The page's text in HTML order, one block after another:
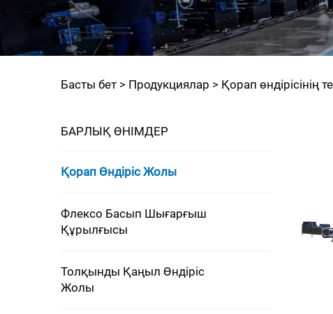
Басты бет > Продукциялар > Қорап өндірісінің
БАРЛЫҚ ӨНІМДЕР
Қорап Өндіріс Жолы
Флексо Басып Шығарғыш
Құрылғысы
Толқынды Қаңыл Өндіріс
Жолы